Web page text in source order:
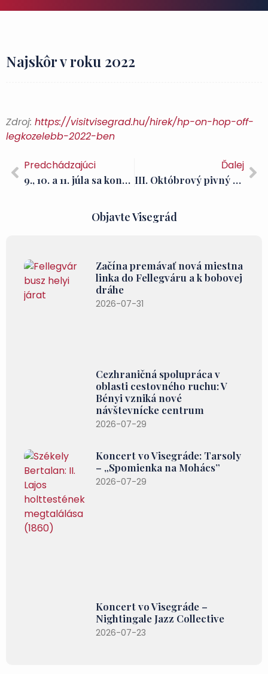
Najskôr v roku 2022
Zdroj: https://visitvisegrad.hu/hirek/hp-on-hop-off-
legkozelebb-2022-ben
Predchádzajúci
9., 10. a 11. júla sa konajú Palotajátékok! Nenechajte si ujsť najväčšie rodinné podujatie pod holým nebom tohto roka!
Ďalej
III. Októbrový pivný festival vo Visegráde
Objavte Visegrád
Začína premávať nová miestna
linka do Fellegváru a k bobovej
dráhe
2026-07-31
Cezhraničná spolupráca v
oblasti cestovného ruchu: V
Bényi vzniká nové
návštevnícke centrum
2026-07-29
Koncert vo Visegráde: Tarsoly
– „Spomienka na Mohács”
2026-07-29
Koncert vo Visegráde –
Nightingale Jazz Collective
2026-07-23